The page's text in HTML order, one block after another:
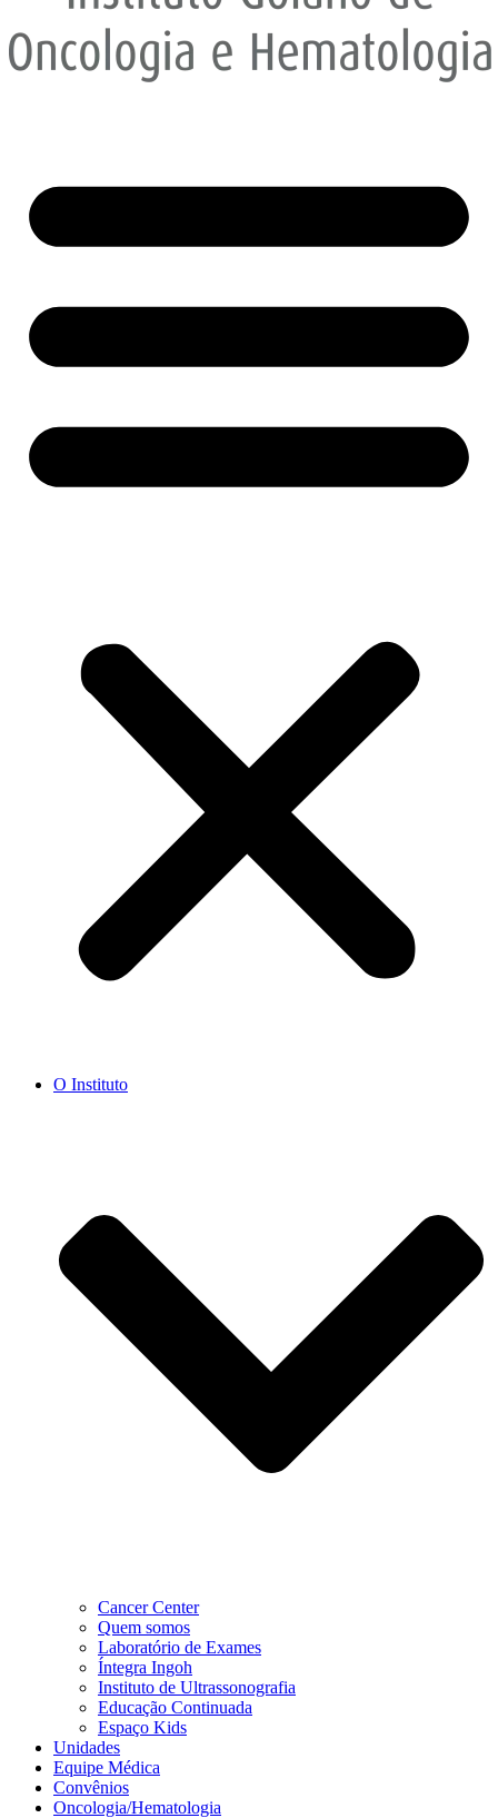
O Instituto
Cancer Center
Quem somos
Laboratório de Exames
Íntegra Ingoh
Instituto de Ultrassonografia
Educação Continuada
Espaço Kids
Unidades
Equipe Médica
Convênios
Oncologia/Hematologia